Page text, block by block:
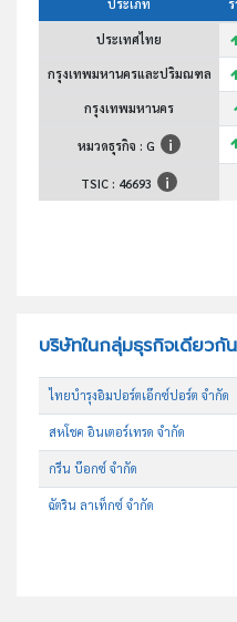
ประเภท
ประเทศไทย
กรุงเทพมหานครและปริมณฑล
กรุงเทพมหานคร
หมวดธุรกิจ : G
TSIC : 46693
บริษัทในกลุ่มธุรกิจเดียวกัน
ไทยบำรุงอิมปอร์ตเอ๊กซ์ปอร์ต จำกัด
สหโชค อินเตอร์เทรด จำกัด
กรีน บ๊อกซ์ จำกัด
ฉัตริน ลาเท็กซ์ จำกัด